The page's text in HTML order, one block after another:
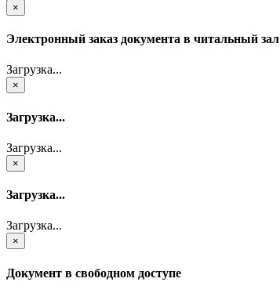
×
Электронный заказ документа в читальный зал
Загрузка...
×
Загрузка...
Загрузка...
×
Загрузка...
Загрузка...
×
Документ в свободном доступе